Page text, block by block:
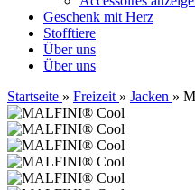
Geschenk mit Herz
Stofftiere
Über uns
Über uns
Startseite » Freizeit » Jacken »